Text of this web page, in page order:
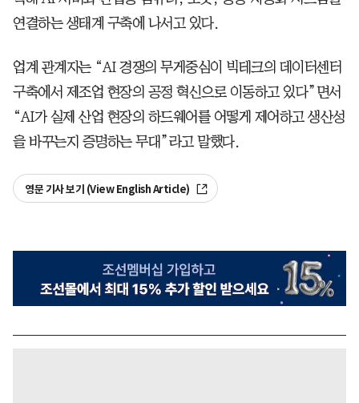
연결하는 생태계 구축에 나서고 있다.
업계 관계자는 “AI 경쟁의 무게중심이 빅테크의 데이터센터
구축에서 제조업 현장의 공정 혁신으로 이동하고 있다”면서
“AI가 실제 산업 현장의 하드웨어를 어떻게 제어하고 생산성
을 바꾸는지 증명하는 무대”라고 말했다.
영문 기사 보기 (View English Article)